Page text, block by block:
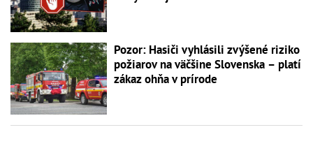
Pozor: Hasiči vyhlásili zvýšené riziko
požiarov na väčšine Slovenska – platí
zákaz ohňa v prírode